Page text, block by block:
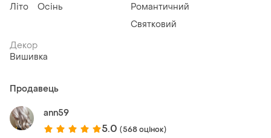
Літо
Осінь
Романтичний
Святковий
Декор
Вишивка
Продавець
ann59
5.0 (568 оцінок)